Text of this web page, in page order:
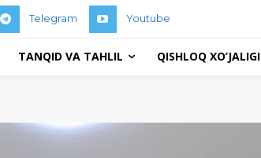
Telegram Youtube
TANQID VA TAHLIL QISHLOQ XO’JALIGI